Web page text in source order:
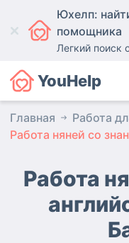
Юхелп:
помощника
Легкий поиск
YouHelp
Главная
Работа
Работа няней со
Работа